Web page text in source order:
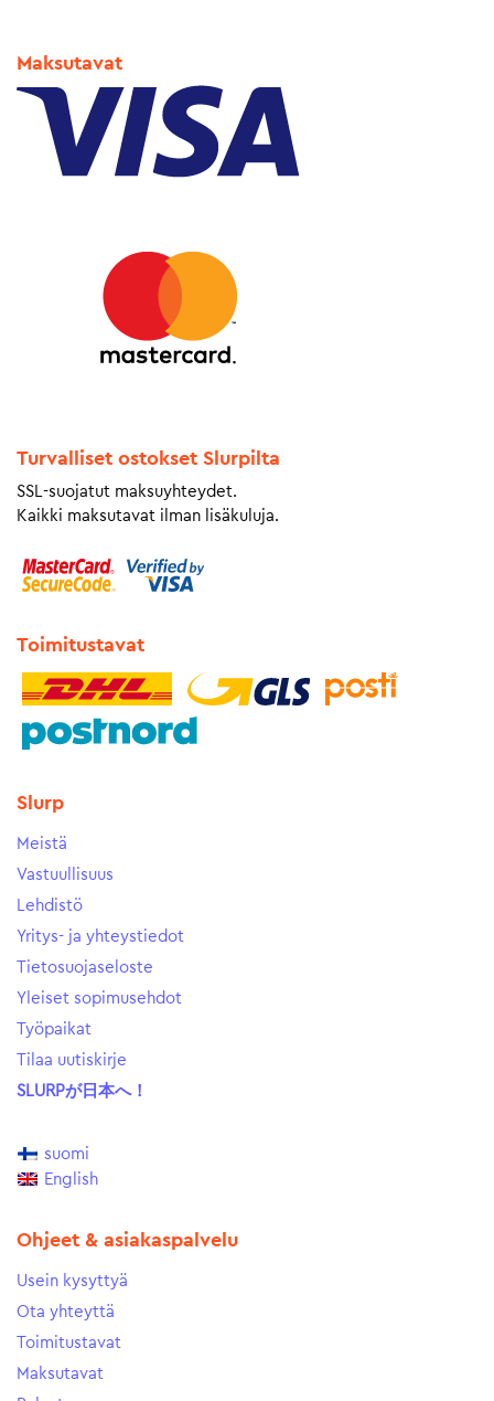
Maksutavat
Turvalliset ostokset Slurpilta
SSL-suojatut maksuyhteydet.
Kaikki maksutavat ilman lisäkuluja.
Toimitustavat
Slurp
Meistä
Vastuullisuus
Lehdistö
Yritys- ja yhteystiedot
Tietosuojaseloste
Yleiset sopimusehdot
Työpaikat
Tilaa uutiskirje
SLURPが日本へ！
suomi
English
Ohjeet & asiakaspalvelu
Usein kysyttyä
Ota yhteyttä
Toimitustavat
Maksutavat